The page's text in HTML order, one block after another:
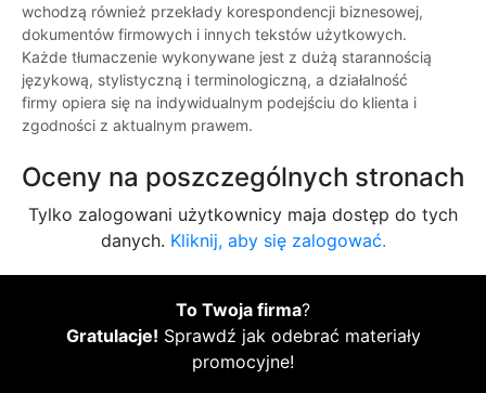
wchodzą również przekłady korespondencji biznesowej,
dokumentów firmowych i innych tekstów użytkowych.
Każde tłumaczenie wykonywane jest z dużą starannością
językową, stylistyczną i terminologiczną, a działalność
firmy opiera się na indywidualnym podejściu do klienta i
zgodności z aktualnym prawem.
Oceny na poszczególnych stronach
Tylko zalogowani użytkownicy maja dostęp do tych
danych. Kliknij, aby się zalogować.
To Twoja firma?
Gratulacje! Sprawdź jak odebrać materiały
promocyjne!